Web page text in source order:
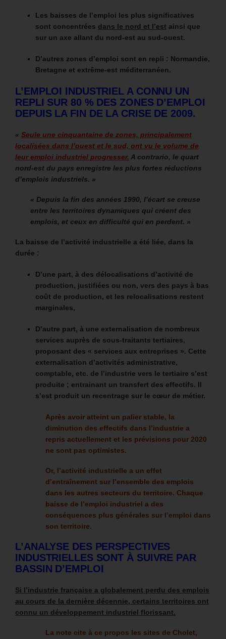
Les baisses de l’emploi les plus significatives
sont concentrées dans le nord et l’est ainsi que
sur un axe allant du nord-est au sud-ouest.
D’autres zones d’emploi sont en repli : Normandie,
Bretagne et extrême-est méditerranéen.
L’EMPLOI INDUSTRIEL A CONNU UN
REPLI SUR 80 % DES ZONES D’EMPLOI
DEPUIS LA FIN DE LA CRISE DE 2009.
« Seule une cinquantaine de zones, principalement
localisées dans l’ouest et le sud, ont vu le volume de
leur emploi industriel progresser. A contrario, le quart
nord-est du pays enregistre les plus fortes réductions
d’emplois industriels. »
« Depuis la fin des années 1990, l’écart se creuse
entre les territoires dynamiques qui créent des
emplois, et ceux en difficulté qui en perdent. »
La baisse de l’activité industrielle a été liée, dans la
durée :
D’une part, à des délocalisations d’activité de
production, justifiées ou non, vers des pays à bas
coût de production, et les relocalisations restent
marginales,
D’autre part, à une externalisation de nombreux
services auprès de sous-traitants tertiaires,
proposant des « services aux entreprises ». Cette
externalisation d’activités administrative,
comptable, etc. de l’industrie vers le tertiaire s’est
produite ; entrainant un transfert des effectifs. Il
s’est produit un recentrage sur le cœur de métier.
Après avoir atteint un palier stable, la
diminution des effectifs dans l’industrie a
repris actuellement et les prévisions pour 2020
ne sont pas optimistes.
Or, l’activité industrielle a un effet
d’entraînement sur l’ensemble des emplois
dans les autres secteurs du territoire. Chaque
baisse de l’emploi industriel a des
conséquences plus générales sur l’emploi dans
son territoire.
L’ANALYSE DES PERSPECTIVES
INDUSTRIELLES SONT À SUIVRE PAR
BASSIN D’EMPLOI
Si l’industrie française a globalement perdu des emplois
au cours de la dernière décennie, certains territoires ont
connu un développement industriel florissant.
La note cite à ce propos les sites de Cholet,